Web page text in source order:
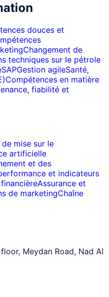
douces et
Changement de
techniques sur le pétrole
SAPGestion agileSanté,
Compétences en matière
fiabilité et
mise sur le
artificielle
et des
et indicateurs
Assurance et
de marketingChaîne
Meydan Road, Nad Al